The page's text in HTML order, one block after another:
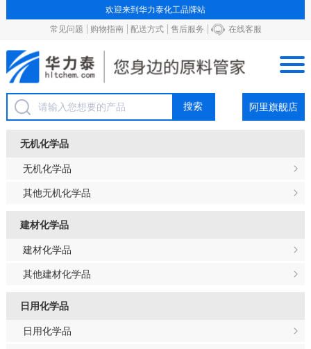
欢迎来到华力泰化工品牌站
常见问题
购物指南 配送方式 售后服务 在线客服
阿里旗舰店
无机化学品
无机化学品
其他无机化学品
建材化学品
建材化学品
其他建材化学品
日用化学品
日用化学品